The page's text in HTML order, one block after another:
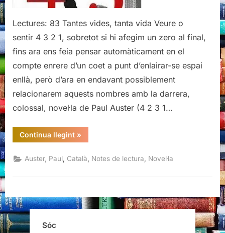
Lectures: 83 Tantes vides, tanta vida Veure o
sentir 4 3 2 1, sobretot si hi afegim un zero al final,
fins ara ens feia pensar automàticament en el
compte enrere d’un coet a punt d’enlairar-se espai
enllà, però d’ara en endavant possiblement
relacionarem aquests nombres amb la darrera,
colossal, novel·la de Paul Auster (4 2 3 1…
Continua llegint“4
3
1,
Paul
»
Auster, Paul Català Notes de lectura Novel·la
Sóc